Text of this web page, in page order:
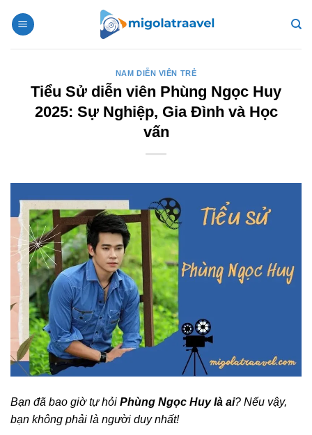
qua
NAM DIỄN VIÊN TRẺ
Tiểu Sử diễn viên Phùng Ngọc Huy
2025: Sự Nghiệp, Gia Đình và Học
vấn
Bạn đã bao giờ tự hỏi Phùng Ngọc Huy là ai? Nếu vậy,
bạn không phải là người duy nhất!